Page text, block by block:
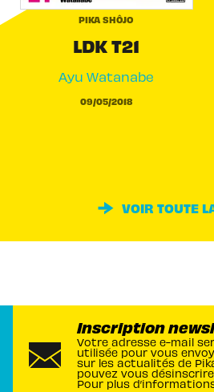
PIKA SHÔJO
LDK T21
Ayu Watanabe
09/05/2018
VOIR TOUTE
Inscription
Votre adresse e-mail
utilisée pour vous
sur les actualités de
pouvez vous
Pour plus